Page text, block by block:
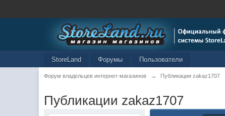
StoreLand Форумы Пользователи
Форум владельцев интернет-магазинов → Публикации zakaz1707
Публикации zakaz1707